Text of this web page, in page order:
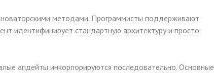
методами. Программисты поддерживают
идентифицирует стандартную архитектуру и просто
апдейты инкорпорируются последовательно. Основные